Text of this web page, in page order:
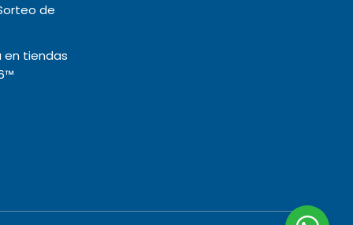
de
tiendas